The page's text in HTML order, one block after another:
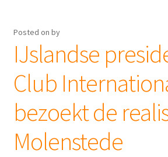
Posted on by
IJslandse
Club
bezoekt de
Molenstede